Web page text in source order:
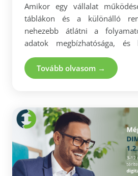
Amikor egy vállalat
táblákon és a különálló
nehezebb átlátni a
adatok megbízhatósága,
döntéshozatal. Egy jól
rendszer egységes alapra
a beszerzést, az
megoldást kínál azoknak a
rugalmasabb, átláthatóbb
működésre szeretnének átállni.
Tovább olvasom →